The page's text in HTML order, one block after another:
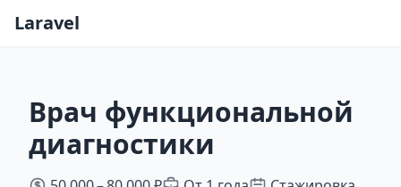
Laravel
Врач функциональной
диагностики